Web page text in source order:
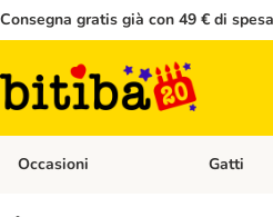
Consegna gratis già con 49 € di
Occasioni Apri Menù
Gatti